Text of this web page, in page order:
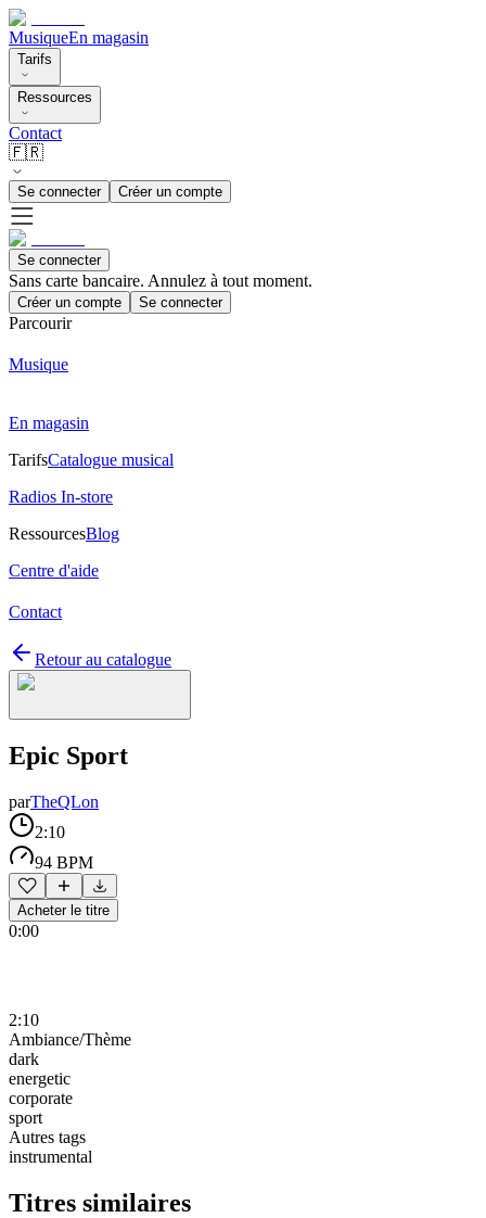
MusiqueEn magasin
Tarifs
Ressources
Contact
🇫🇷
Se connecter Créer un compte
Se connecter
Sans carte bancaire. Annulez à tout moment.
Créer un compte Se connecter
Parcourir
Musique
En magasin
TarifsCatalogue musical
Radios In-store
RessourcesBlog
Centre d'aide
Contact
Retour au catalogue
Epic Sport
parTheQLon
2:10
94 BPM
Acheter le titre
0:00
2:10
Ambiance/Thème
dark
energetic
corporate
sport
Autres tags
instrumental
Titres similaires